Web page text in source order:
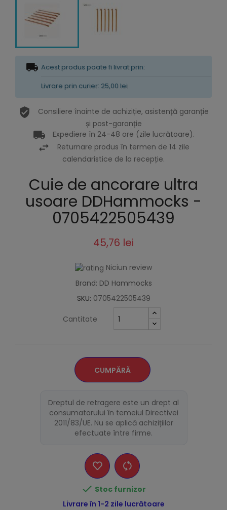
Acest produs poate fi livrat prin:
Livrare prin curier: 25,00 lei
Consiliere înainte de achiziție, asistență garanție
și post-garanție
Expediere în 24-48 ore (zile lucrătoare).
Returnare produs în termen de 14 zile
calendaristice de la recepție.
Cuie de ancorare ultra
usoare DDHammocks -
0705422505439
45,76 lei
Niciun review
Brand: DD Hammocks
SKU: 0705422505439
Cantitate
CUMPĂRĂ
Dreptul de retragere este un drept al
consumatorului în temeiul Directivei
2011/83/UE. Nu se aplică achizițiilor
efectuate între firme.
 Stoc furnizor
Livrare în 1-2 zile lucrătoare